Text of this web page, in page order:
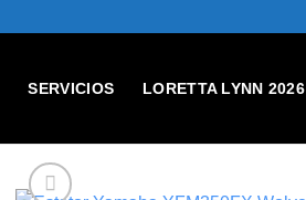
SERVICIOS LORETTA LYNN 2026